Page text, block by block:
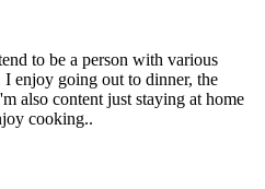
to be a person with various
enjoy going out to dinner, the
also content just staying at home
cooking..